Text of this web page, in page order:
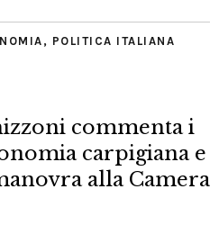
, POLITICA ITALIANA
commenta i
carpigiana e
alla Camera